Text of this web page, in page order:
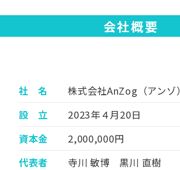
会社概要
社 名
株式会社AnZog（アンゾ）
設 立
2023年４月20日
資本金
2,000,000円
代表者
寺川 敏博 黒川 直樹